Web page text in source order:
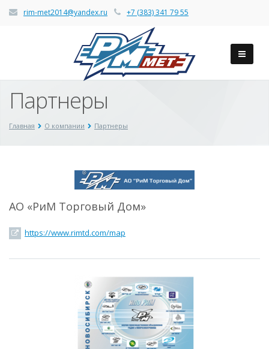
rim-met2014@yandex.ru +7 (383) 341 79 55
Партнеры
Главная О компании Партнеры
АО «РиМ Торговый Дом»
https://www.rimtd.com/map